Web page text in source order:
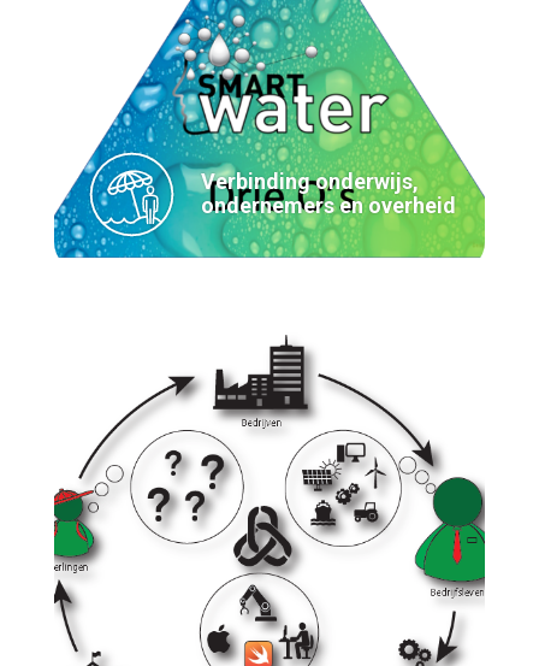
Verbinding onderwijs,
ondernemers en overheid